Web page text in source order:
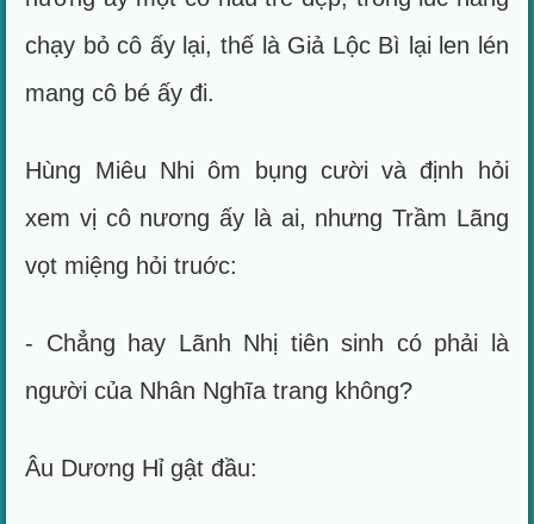
chạy bỏ cô ấy lại, thế là Giả Lộc Bì lại len lén
mang cô bé ấy đi.
Hùng Miêu Nhi ôm bụng cười và định hỏi
xem vị cô nương ấy là ai, nhưng Trầm Lãng
vọt miệng hỏi truớc:
- Chẳng hay Lãnh Nhị tiên sinh có phải là
người của Nhân Nghĩa trang không?
Âu Dương Hỉ gật đầu: